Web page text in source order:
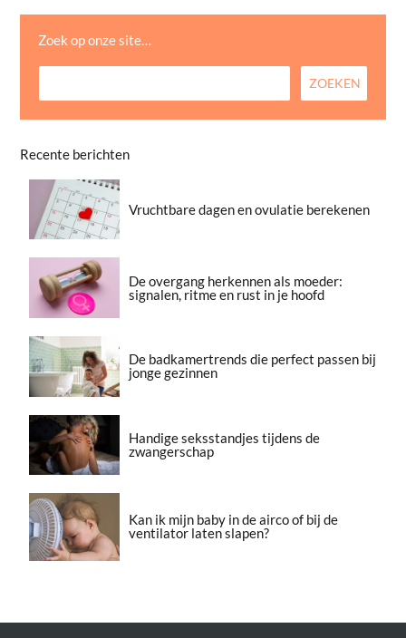
Zoek op onze site…
Recente berichten
Vruchtbare dagen en ovulatie berekenen
De overgang herkennen als moeder:
signalen, ritme en rust in je hoofd
De badkamertrends die perfect passen bij
jonge gezinnen
Handige seksstandjes tijdens de
zwangerschap
Kan ik mijn baby in de airco of bij de
ventilator laten slapen?